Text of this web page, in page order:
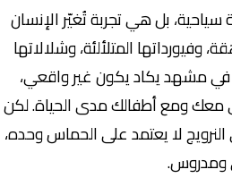
بل هي تجربة تُغيّر الإنسان
وفيورداتها المتلألئة، وشلالاتها
مشهد يكاد يكون غير واقعي،
ومع أطفالك مدى الحياة. لكن
لا يعتمد على الحماس وحده،